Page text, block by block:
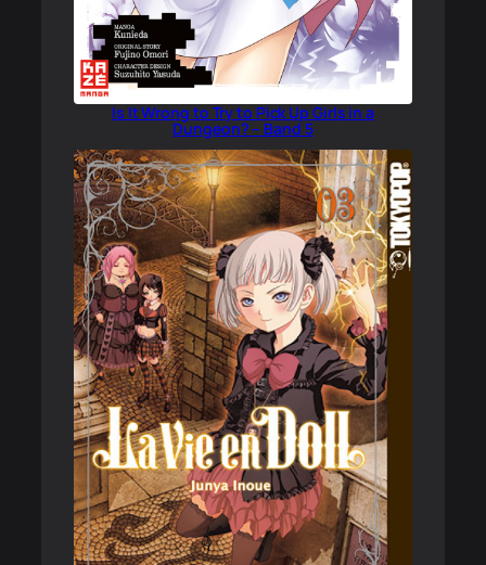
Is It Wrong to Try to Pick Up Girls in a
Dungeon? – Band 5